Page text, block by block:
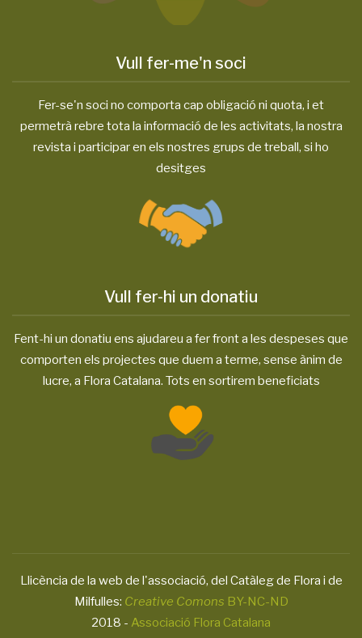
Vull fer-me'n soci
Fer-se'n soci no comporta cap obligació ni quota, i et
permetrà rebre tota la informació de les activitats, la nostra
revista i participar en els nostres grups de treball, si ho
desitges
Vull fer-hi un donatiu
Fent-hi un donatiu ens ajudareu a fer front a les despeses que
comporten els projectes que duem a terme, sense ànim de
lucre, a Flora Catalana. Tots en sortirem beneficiats
Llicència de la web de l'associació, del Catàleg de Flora i de
Milfulles: Creative Comons BY-NC-ND
2018 - Associació Flora Catalana